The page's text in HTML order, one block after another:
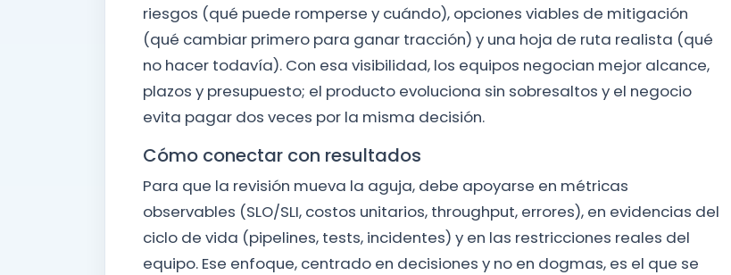
riesgos (qué puede romperse y cuándo), opciones viables de mitigación
(qué cambiar primero para ganar tracción) y una hoja de ruta realista (qué
no hacer todavía). Con esa visibilidad, los equipos negocian mejor alcance,
plazos y presupuesto; el producto evoluciona sin sobresaltos y el negocio
evita pagar dos veces por la misma decisión.
Cómo conectar con resultados
Para que la revisión mueva la aguja, debe apoyarse en métricas
observables (SLO/SLI, costos unitarios, throughput, errores), en evidencias del
ciclo de vida (pipelines, tests, incidentes) y en las restricciones reales del
equipo. Ese enfoque, centrado en decisiones y no en dogmas, es el que se